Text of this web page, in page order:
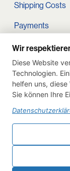
Shipping Costs
Payments
Terms and
Cart
Privacy Policy
Imprint
Instagram
Wir
Diese Website
Technologien.
helfen uns,
Sie können Ihre